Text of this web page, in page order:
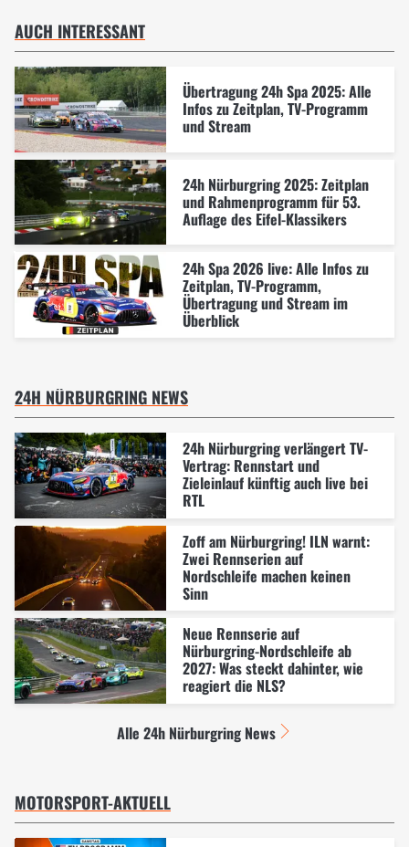
AUCH INTERESSANT
Übertragung 24h Spa 2025: Alle
Infos zu Zeitplan, TV-Programm
und Stream
24h Nürburgring 2025: Zeitplan
und Rahmenprogramm für 53.
Auflage des Eifel-Klassikers
24h Spa 2026 live: Alle Infos zu
Zeitplan, TV-Programm,
Übertragung und Stream im
Überblick
24H NÜRBURGRING NEWS
24h Nürburgring verlängert TV-
Vertrag: Rennstart und
Zieleinlauf künftig auch live bei
RTL
Zoff am Nürburgring! ILN warnt:
Zwei Rennserien auf
Nordschleife machen keinen
Sinn
Neue Rennserie auf
Nürburgring-Nordschleife ab
2027: Was steckt dahinter, wie
reagiert die NLS?
Alle 24h Nürburgring News
MOTORSPORT-AKTUELL